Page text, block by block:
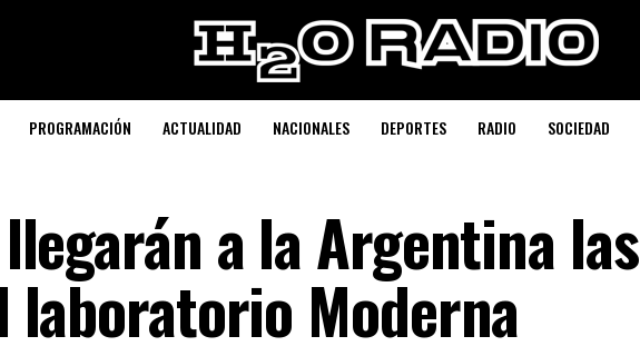
PROGRAMACIÓN ACTUALIDAD NACIONALES DEPORTES RADIO SOCIEDAD
a la Argentina las
laboratorio Moderna